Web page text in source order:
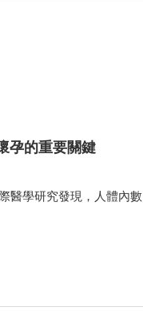
孕的重要關鍵
醫學研究發現，人體內數